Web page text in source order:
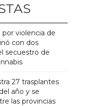
violencia de
con dos
secuestro de
27 trasplantes
año y se
las provincias